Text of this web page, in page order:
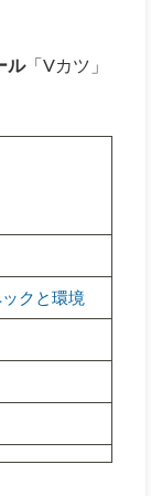
ル「Vカツ」
クと環境